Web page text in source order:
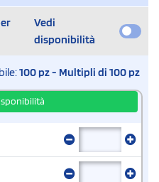
Vedi
disponibilità
100 pz - Multipli di 100 pz